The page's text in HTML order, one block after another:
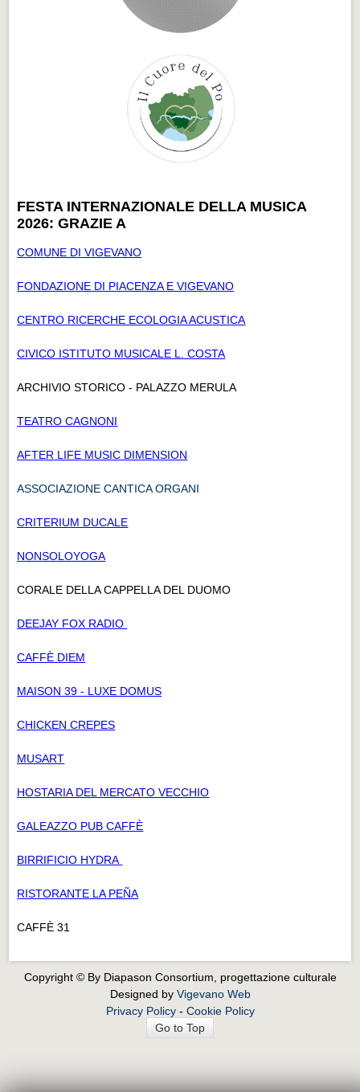
FESTA INTERNAZIONALE DELLA MUSICA
2026: GRAZIE A
COMUNE DI VIGEVANO
FONDAZIONE DI PIACENZA E VIGEVANO
CENTRO RICERCHE ECOLOGIA ACUSTICA
CIVICO ISTITUTO MUSICALE L. COSTA
ARCHIVIO STORICO - PALAZZO MERULA
TEATRO CAGNONI
AFTER LIFE MUSIC DIMENSION
ASSOCIAZIONE CANTICA ORGANI
CRITERIUM DUCALE
NONSOLOYOGA
CORALE DELLA CAPPELLA DEL DUOMO
DEEJAY FOX RADIO
CAFFÈ DIEM
MAISON 39 - LUXE DOMUS
CHICKEN CREPES
MUSART
HOSTARIA DEL MERCATO VECCHIO
GALEAZZO PUB CAFFÈ
BIRRIFICIO HYDRA
RISTORANTE LA PEÑA
CAFFÈ 31
Copyright © By Diapason Consortium, progettazione culturale
Designed by Vigevano Web
Privacy Policy- Cookie Policy
Go to Top